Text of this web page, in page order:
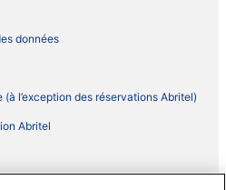
données
l’exception des réservations Abritel)
Abritel